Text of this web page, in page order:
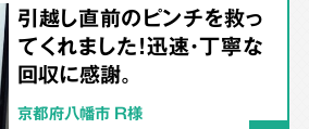
引越し直前のピンチを救っ
てくれました！迅速・丁寧な
回収に感謝。
京都府八幡市 R様